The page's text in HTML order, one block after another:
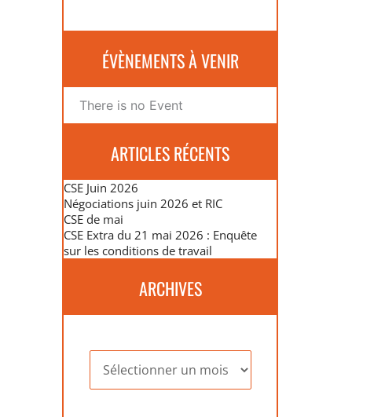
ÉVÈNEMENTS À VENIR
There is no Event
ARTICLES RÉCENTS
CSE Juin 2026
Négociations juin 2026 et RIC
CSE de mai
CSE Extra du 21 mai 2026 : Enquête
sur les conditions de travail
ARCHIVES